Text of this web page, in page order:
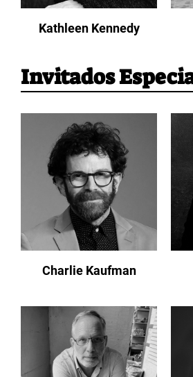
Kathleen Kennedy
Invitados
Charlie Kaufman